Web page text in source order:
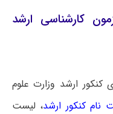
کارشناسی ارشد
ارشد وزارت علوم
نام کنکور ارشد، لیست